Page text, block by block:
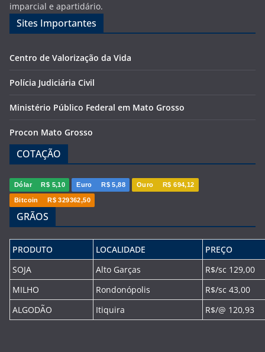
imparcial e apartidário.
Sites Importantes
Centro de Valorização da Vida
Polícia Judiciária Civil
Ministério Público Federal em Mato Grosso
Procon Mato Grosso
COTAÇÃO
Dólar R$ 5,10 Euro R$ 5,88 Ouro R$ 694,12
Bitcoin R$ 329362,50
GRÃOS
PRODUTO LOCALIDADE
PREÇO
SOJA
Alto Garças
R$/sc 129,00
MILHO
Rondonópolis
R$/sc 43,00
ALGODÃO
Itiquira R$/@ 120,93